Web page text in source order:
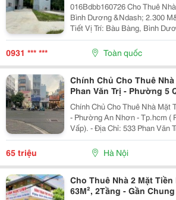
016Bdbb160726 Cho Thuê Nhà Xưởng Tại Bàu Bàng,
Bình Dương &Ndash; 2.300 M&Sup2;
Tiết Vị Trí: Bàu Bàng, Bình
Khuôn Viên: 5.084M&Sup2; Diện Tích Sử Dụng Tổng
Diện Tích Xây Dựng: 2.300
0931 *** *** Toàn quốc
Chính Chủ Cho Thuê
Phan Văn Trị - Phường 5
Chính Chủ Cho Thuê Nhà Mặt
- Phường An Nhơn - Tp.hcm (
Vấp). - Địa Chỉ: 533 Phan Văn Trị, Phường An Nhơn,
Đường Phan Văn Trị, Phường
65 triệu Hà Nội
Cho Thuê Nhà 2 Mặt
63M², 2Tầng - Gần